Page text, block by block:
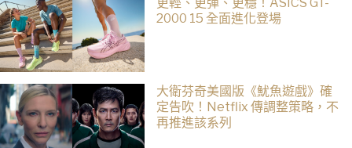
2000 15 全面進化登場
大衛芬奇美國版《魷魚遊戲》確
定告吹！Netflix 傳調整策略，不
再推進該系列